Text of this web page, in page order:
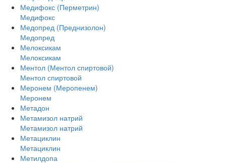
Медифокс (Перметрин)
Медифокс
Медопред (Преднизолон)
Медопред
Мелоксикам
Мелоксикам
Ментол (Ментол спиртовой)
Ментол спиртовой
Меронем (Меропенем)
Меронем
Метадон
Метамизол натрий
Метамизол натрий
Метациклин
Метациклин
Метилдопа